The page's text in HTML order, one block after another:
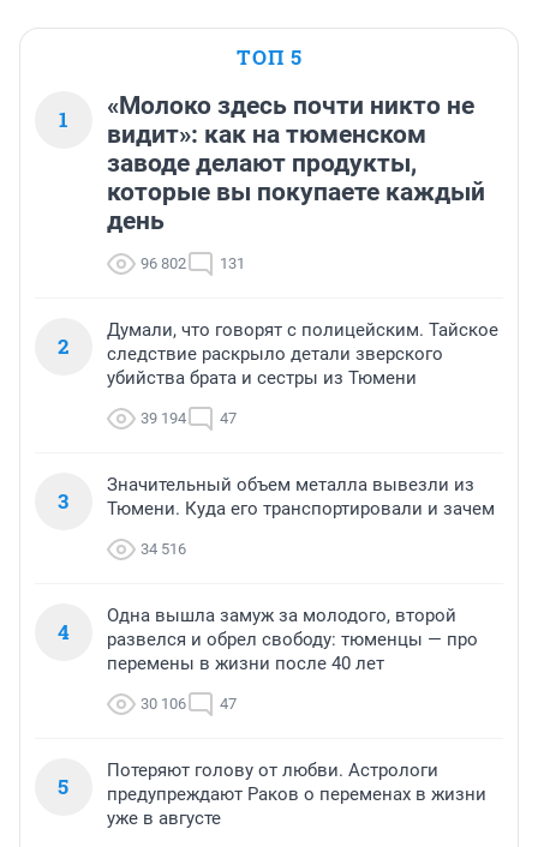
ТОП 5
1
«Молоко здесь почти никто не
видит»: как на тюменском
заводе делают продукты,
которые вы покупаете каждый
день
96 802 131
2
Думали, что говорят с полицейским. Тайское
следствие раскрыло детали зверского
убийства брата и сестры из Тюмени
39 194 47
3
Значительный объем металла вывезли из
Тюмени. Куда его транспортировали и зачем
34 516
4
Одна вышла замуж за молодого, второй
развелся и обрел свободу: тюменцы — про
перемены в жизни после 40 лет
30 106 47
5
Потеряют голову от любви. Астрологи
предупреждают Раков о переменах в жизни
уже в августе